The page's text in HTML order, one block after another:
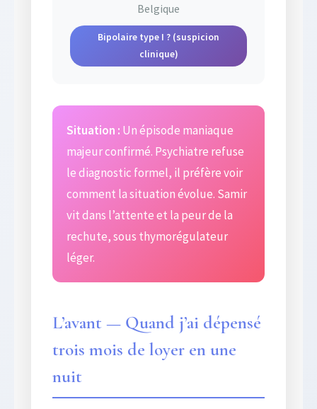
Belgique
Bipolaire type I ? (suspicion
clinique)
Situation : Un épisode maniaque
majeur confirmé. Psychiatre refuse
le diagnostic formel, il préfère voir
comment la situation évolue. Samir
vit dans l’attente et la peur de la
rechute, sous thymorégulateur
léger.
L’avant — Quand j’ai dépensé
trois mois de loyer en une
nuit